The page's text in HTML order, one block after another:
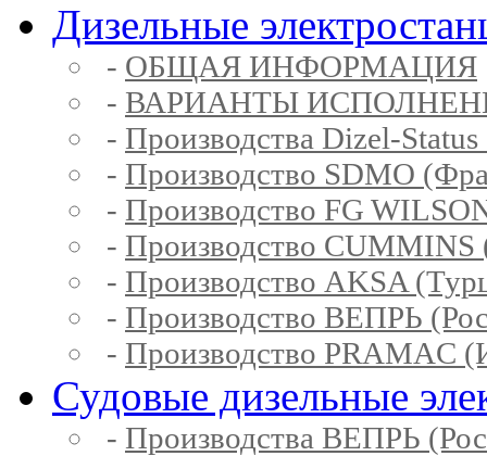
Дизельные
- ОБЩАЯ ИНФОРМАЦИЯ
- ВАРИАНТЫ
- Производства Dizel-
- Производство SDMO
- Производство FG
- Производство CUMMINS
- Производство AKSA
- Производство ВЕПРЬ
- Производство PRAMAC
Судовые дизельные
- Производства ВЕПРЬ